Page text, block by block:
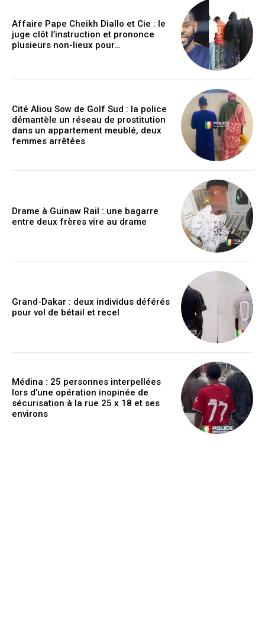
Affaire Pape Cheikh Diallo et Cie : le
juge clôt l’instruction et prononce
plusieurs non-lieux pour…
Cité Aliou Sow de Golf Sud : la police
démantèle un réseau de prostitution
dans un appartement meublé, deux
femmes arrêtées
Drame à Guinaw Rail : une bagarre
entre deux frères vire au drame
Grand-Dakar : deux individus déférés
pour vol de bétail et recel
Médina : 25 personnes interpellées
lors d’une opération inopinée de
sécurisation à la rue 25 x 18 et ses
environs